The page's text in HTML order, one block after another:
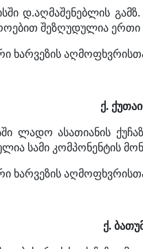
დ.აღმაშენებლის
შეზღუდულია ერთი
ხარვეზის
ქ.
ლადო ასათიანის
სამი კომპონენტის
ხარვეზის
ქ.